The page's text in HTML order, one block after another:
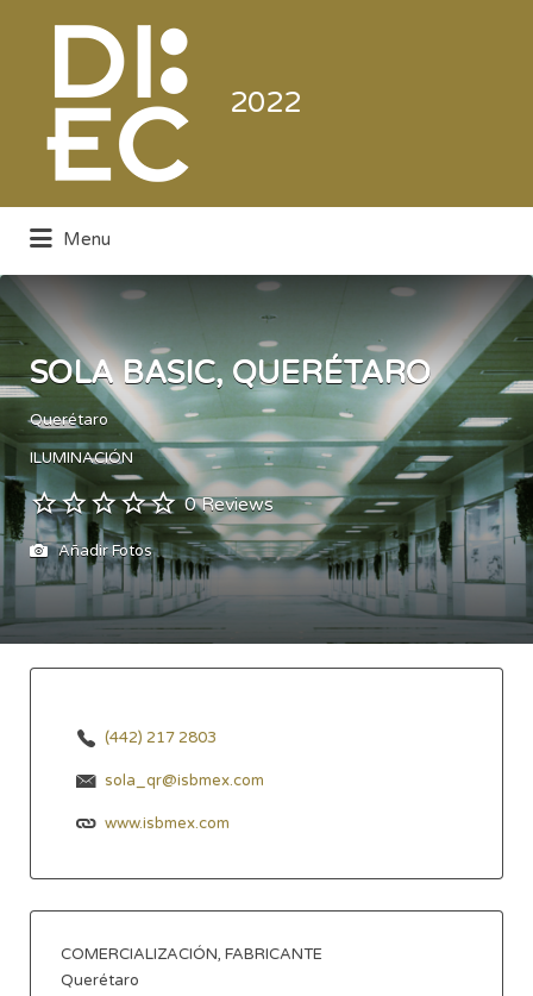
2022
Electrónica de Consumo y Comercial
Buscar
Menu
SOLA BASIC, QUERÉTARO
Querétaro
ILUMINACIÓN
0 Reviews
Añadir Fotos
(442) 217 2803
sola_qr@isbmex.com
www.isbmex.com
COMERCIALIZACIÓN, FABRICANTE
Querétaro